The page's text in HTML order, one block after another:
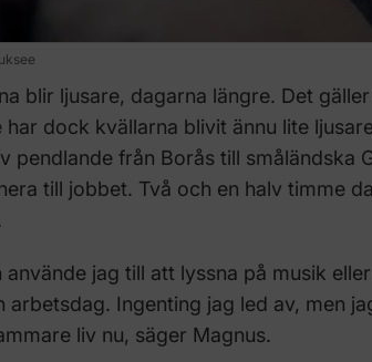
blir ljusare, dagarna längre. Det
har dock kvällarna blivit ännu lite
pendlande från Borås till småländska
till jobbet. Två och en halv timme
använde jag till att lyssna på musik
arbetsdag. Ingenting jag led av, men
liv nu, säger Magnus.